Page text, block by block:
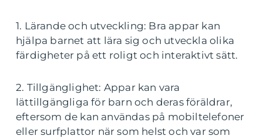
1. Lärande och utveckling: Bra appar kan
hjälpa barnet att lära sig och utveckla olika
färdigheter på ett roligt och interaktivt sätt.
2. Tillgänglighet: Appar kan vara
lättillgängliga för barn och deras föräldrar,
eftersom de kan användas på mobiltelefoner
eller surfplattor när som helst och var som